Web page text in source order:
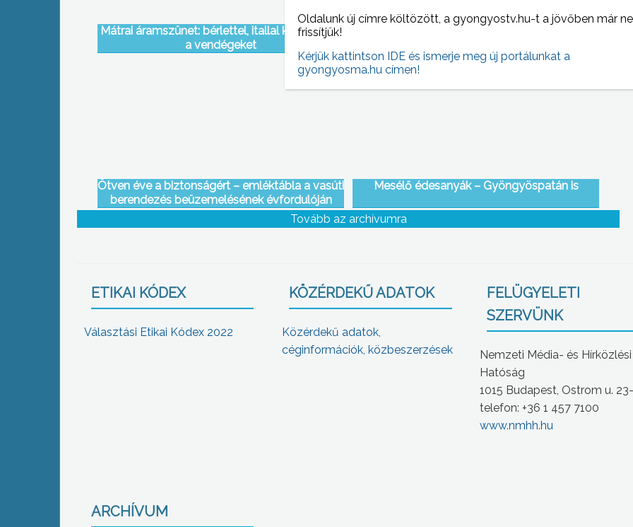
Mátrai áramszünet: bérlettel, itallal kárpótolták
a vendégeket
Ötven éve a biztonságért – emléktábla a vasúti
berendezés beüzemelésének évfordulóján
Mesélő édesanyák – Gyöngyöspatán is
Tovább az archívumra
ETIKAI KÓDEX
Választási Etikai Kódex 2022
KÖZÉRDEKŰ ADATOK
Közérdekű adatok,
céginformációk, közbeszerzések
FELÜGYELETI
SZERVÜNK
Nemzeti Média- és Hírközlési
Hatóság
1015 Budapest, Ostrom u.
telefon: +36 1 457 7100
www.nmhh.hu
ARCHÍVUM
Oldalunk új címre költözött, a gyongyostv.hu-t a jövőben már
frissítjük!
Kérjük kattintson IDE és ismerje meg új portálunkat a
gyongyosma.hu címen!